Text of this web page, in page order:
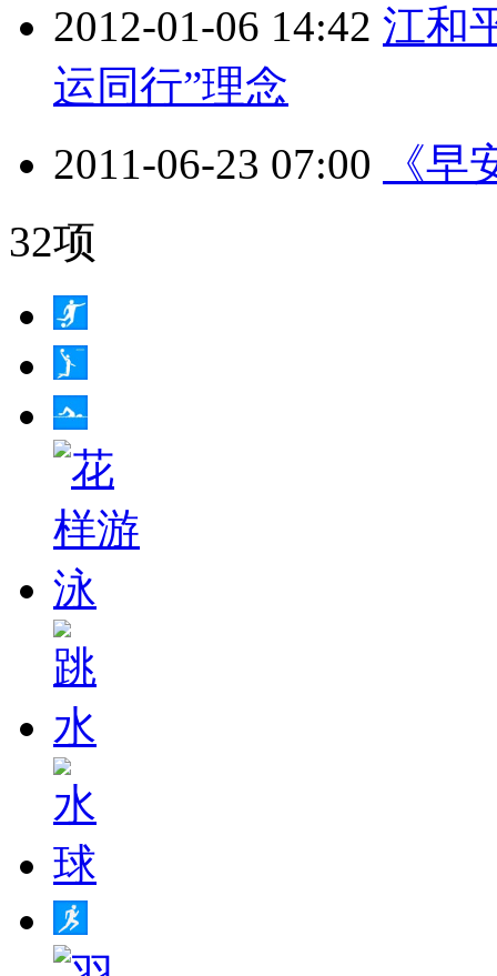
2012-01-06 14:42 江和
运同行”理念
2011-06-23 07:00
《早
32项